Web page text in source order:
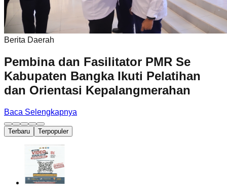
Berita Daerah
Pembina dan Fasilitator PMR Se
Kabupaten Bangka Ikuti Pelatihan
dan Orientasi Kepalangmerahan
Baca Selengkapnya
Terbaru Terpopuler